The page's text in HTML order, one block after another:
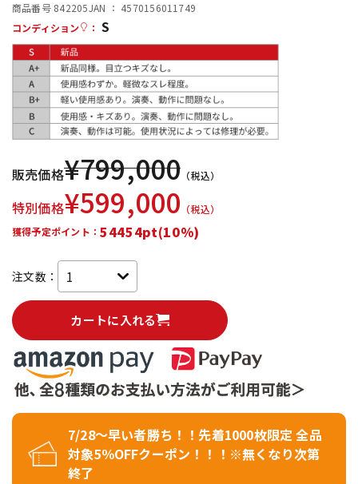
中古
商品番号 842205JAN ： 4570156011749
コンディション
： S
販売価格¥799,000 （税込）
特別価格¥599,000 （税込）
獲得予定ポイント： 54454pt(10%)
注文数：
カートに入れる
7/28～早い者勝ち！！先着1000枚限定 全品
対象5％OFFクーポン！！！※無くなり次第
終了